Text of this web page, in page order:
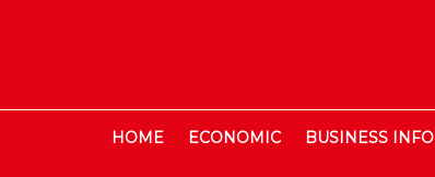
HOME ECONOMIC BUSINESS INFO